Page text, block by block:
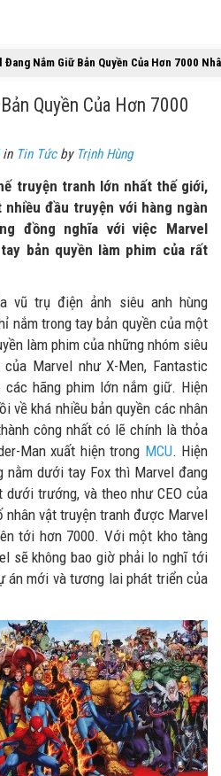
Đang Nắm Giữ Bản Quyền Của Hơn 7000
Quyền Của Hơn 7000
in Tin Tứcby Trịnh Hùng
truyện tranh lớn nhất thế giới,
đầu truyện với hàng ngàn
đồng nghĩa với việc Marvel
bản quyền làm phim của rất
vũ trụ điện ảnh siêu anh hùng
nắm trong tay bản quyền của một
làm phim của những nhóm siêu
Marvel như X-Men, Fantastic
các hãng phim lớn nắm giữ. Hiện
về khá nhiều bản quyền các nhân
công nhất có lẽ chính là thỏa
Man xuất hiện trong MCU. Hiện
nằm dưới tay Fox thì Marvel đang
trướng, và theo như CEO của
nhân vật truyện tranh được Marvel
tới hơn 7000. Với một kho tàng
sẽ không bao giờ phải lo nghĩ tới
án mới và tương lai phát triển của